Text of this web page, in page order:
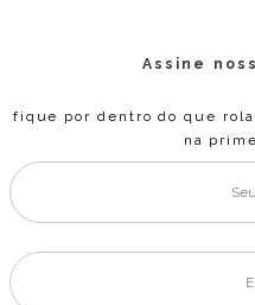
Assine
fique por dentro do que
na